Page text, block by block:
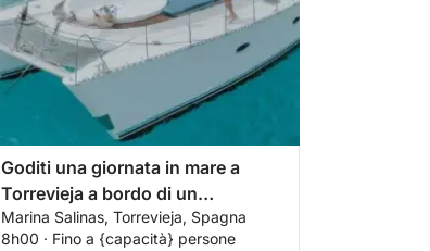
Goditi una giornata in mare a
Torrevieja a bordo di un
catamarano.
Marina Salinas, Torrevieja, Spagna
8h00 · Fino a {capacità} persone